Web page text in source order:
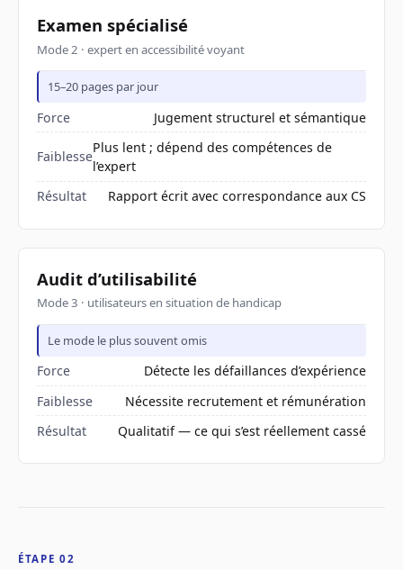
Examen spécialisé
Mode 2 · expert en accessibilité voyant
15–20 pages par jour
Force Jugement structurel et sémantique
Faiblesse
Plus lent ; dépend des compétences de
l’expert
Résultat
Rapport écrit avec correspondance aux CS
Audit d’utilisabilité
Mode 3 · utilisateurs en situation de handicap
Le mode le plus souvent omis
Force
Détecte les défaillances d’expérience
Faiblesse
Nécessite recrutement et rémunération
Résultat
Qualitatif — ce qui s’est réellement cassé
ÉTAPE 02